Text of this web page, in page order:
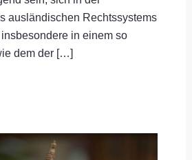
ausländischen Rechtssystems
in einem so
dem der […]